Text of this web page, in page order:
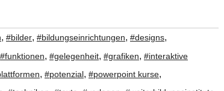
, #bilder, #bildungseinrichtungen, #designs,
#funktionen, #gelegenheit, #grafiken, #interaktive
, #potenzial, #powerpoint kurse,